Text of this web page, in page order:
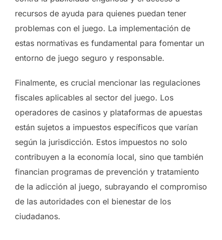
recursos de ayuda para quienes puedan tener
problemas con el juego. La implementación de
estas normativas es fundamental para fomentar un
entorno de juego seguro y responsable.
Finalmente, es crucial mencionar las regulaciones
fiscales aplicables al sector del juego. Los
operadores de casinos y plataformas de apuestas
están sujetos a impuestos específicos que varían
según la jurisdicción. Estos impuestos no solo
contribuyen a la economía local, sino que también
financian programas de prevención y tratamiento
de la adicción al juego, subrayando el compromiso
de las autoridades con el bienestar de los
ciudadanos.